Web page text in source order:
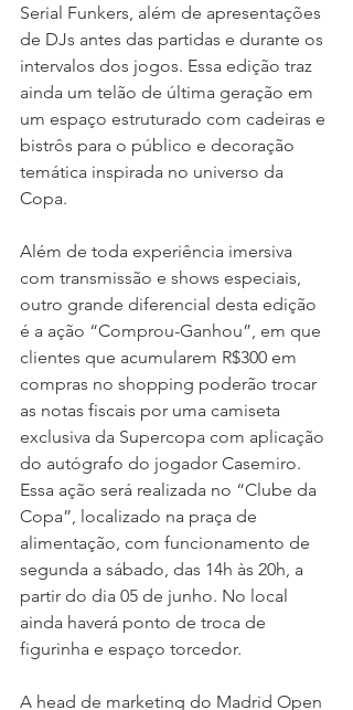
Serial Funkers, além de apresentações
de DJs antes das partidas e durante os
intervalos dos jogos. Essa edição traz
ainda um telão de última geração em
um espaço estruturado com cadeiras e
bistrôs para o público e decoração
temática inspirada no universo da
Copa.
Além de toda experiência imersiva
com transmissão e shows especiais,
outro grande diferencial desta edição
é a ação “Comprou-Ganhou”, em que
clientes que acumularem R$300 em
compras no shopping poderão trocar
as notas fiscais por uma camiseta
exclusiva da Supercopa com aplicação
do autógrafo do jogador Casemiro.
Essa ação será realizada no “Clube da
Copa”, localizado na praça de
alimentação, com funcionamento de
segunda a sábado, das 14h às 20h, a
partir do dia 05 de junho. No local
ainda haverá ponto de troca de
figurinha e espaço torcedor.
A head de marketing do Madrid Open